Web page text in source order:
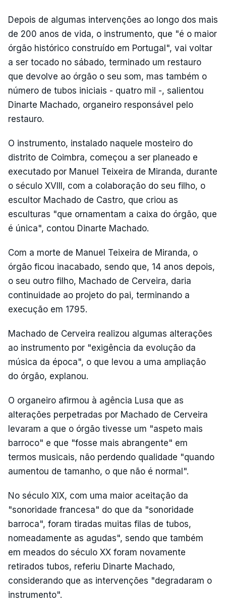
Depois de algumas intervenções ao longo dos mais
de 200 anos de vida, o instrumento, que "é o maior
órgão histórico construído em Portugal", vai voltar
a ser tocado no sábado, terminado um restauro
que devolve ao órgão o seu som, mas também o
número de tubos iniciais - quatro mil -, salientou
Dinarte Machado, organeiro responsável pelo
restauro.
O instrumento, instalado naquele mosteiro do
distrito de Coimbra, começou a ser planeado e
executado por Manuel Teixeira de Miranda, durante
o século XVIII, com a colaboração do seu filho, o
escultor Machado de Castro, que criou as
esculturas "que ornamentam a caixa do órgão, que
é única", contou Dinarte Machado.
Com a morte de Manuel Teixeira de Miranda, o
órgão ficou inacabado, sendo que, 14 anos depois,
o seu outro filho, Machado de Cerveira, daria
continuidade ao projeto do pai, terminando a
execução em 1795.
Machado de Cerveira realizou algumas alterações
ao instrumento por "exigência da evolução da
música da época", o que levou a uma ampliação
do órgão, explanou.
O organeiro afirmou à agência Lusa que as
alterações perpetradas por Machado de Cerveira
levaram a que o órgão tivesse um "aspeto mais
barroco" e que "fosse mais abrangente" em
termos musicais, não perdendo qualidade "quando
aumentou de tamanho, o que não é normal".
No século XIX, com uma maior aceitação da
"sonoridade francesa" do que da "sonoridade
barroca", foram tiradas muitas filas de tubos,
nomeadamente as agudas", sendo que também
em meados do século XX foram novamente
retirados tubos, referiu Dinarte Machado,
considerando que as intervenções "degradaram o
instrumento".